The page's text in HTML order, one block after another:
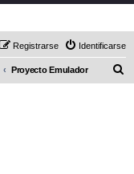
Identificarse
Registrarse
Proyecto Emulador